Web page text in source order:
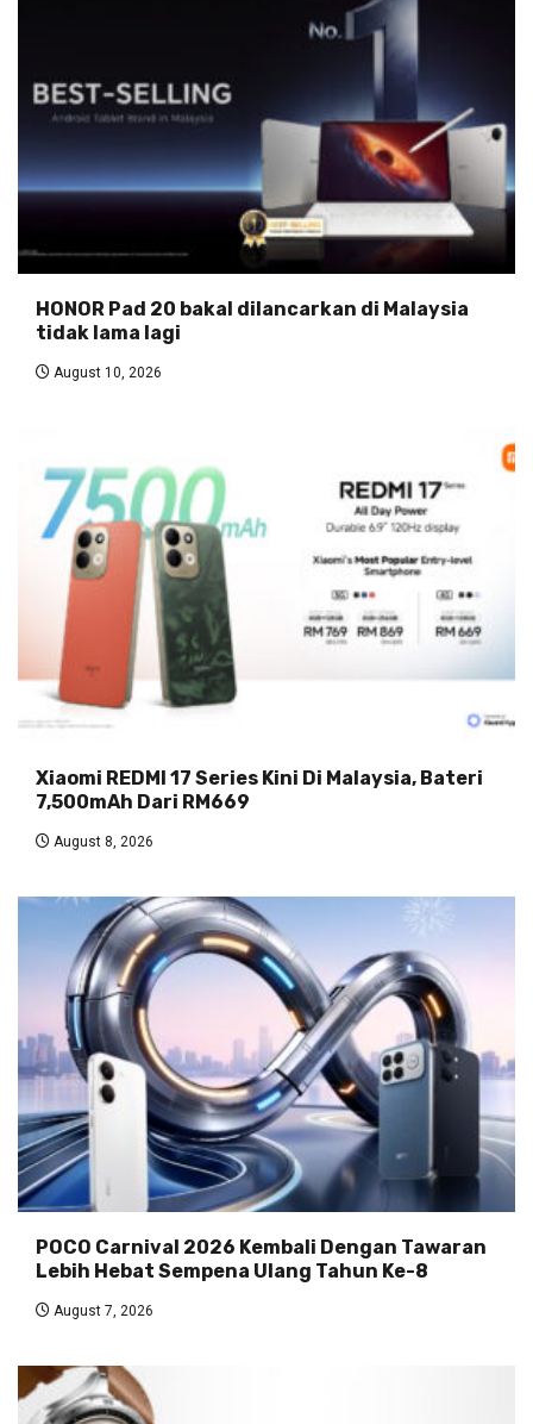
HONOR Pad 20 bakal dilancarkan di Malaysia
tidak lama lagi
August 10, 2026
Xiaomi REDMI 17 Series Kini Di Malaysia, Bateri
7,500mAh Dari RM669
August 8, 2026
POCO Carnival 2026 Kembali Dengan Tawaran
Lebih Hebat Sempena Ulang Tahun Ke-8
August 7, 2026